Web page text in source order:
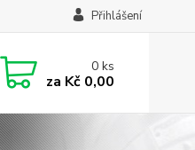
Přihlášení
0ks
za Kč 0,00